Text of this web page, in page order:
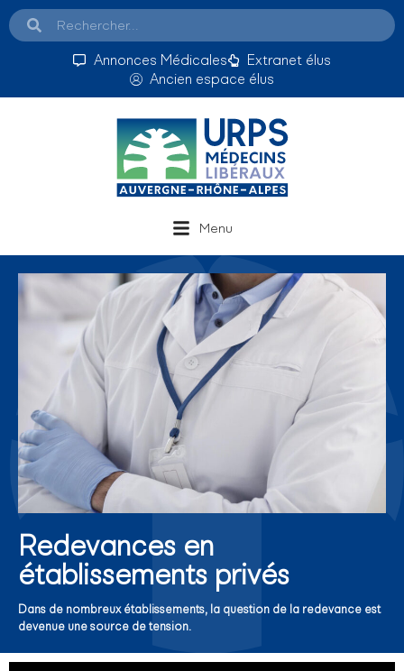
Annonces Médicales
Extranet élus
Ancien espace élus
Menu
Redevances en
établissements privés
Dans de nombreux établissements, la question de la redevance est
devenue une source de tension.